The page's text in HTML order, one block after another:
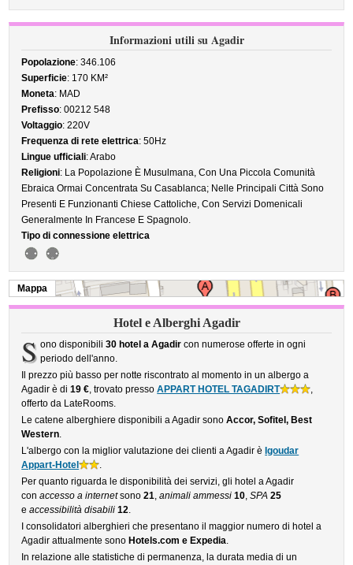
Informazioni utili su Agadir
Popolazione: 346.106
Superficie: 170 KM²
Moneta: MAD
Prefisso: 00212 548
Voltaggio: 220V
Frequenza di rete elettrica: 50Hz
Lingue ufficiali: Arabo
Religioni: La Popolazione È Musulmana, Con Una Piccola Comunità
Ebraica Ormai Concentrata Su Casablanca; Nelle Principali Città Sono
Presenti E Funzionanti Chiese Cattoliche, Con Servizi Domenicali
Generalmente In Francese E Spagnolo.
Tipo di connessione elettrica
Mappa
Hotel e Alberghi Agadir
S ono disponibili 30 hotel a Agadircon numerose offerte in ogni
periodo dell'anno.
Il prezzo più basso per notte riscontrato al momento in un albergo a
Agadir è di19 €, trovato pressoAPPART HOTEL TAGADIRT
,
offerto da LateRooms.
Le catene alberghiere disponibili a Agadir sonoAccor, Sofitel, Best
Western.
L'albergo con la miglior valutazione dei clienti a Agadir è Igoudar
Appart-Hotel
.
Per quanto riguarda le disponibilità dei servizi, gli hotel a Agadir
conaccesso a internetsono21,animali ammessi 10,SPA 25
eaccessibilità disabili 12.
I consolidatori alberghieri che presentano il maggior numero di hotel a
Agadir attualmente sono Hotels.com e Expedia.
In relazione alle statistiche di permanenza, la durata media di un